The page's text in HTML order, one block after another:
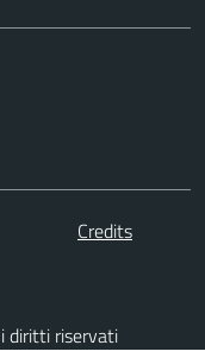
Credits
diritti riservati